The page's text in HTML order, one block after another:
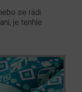
se rádi
je tenhle